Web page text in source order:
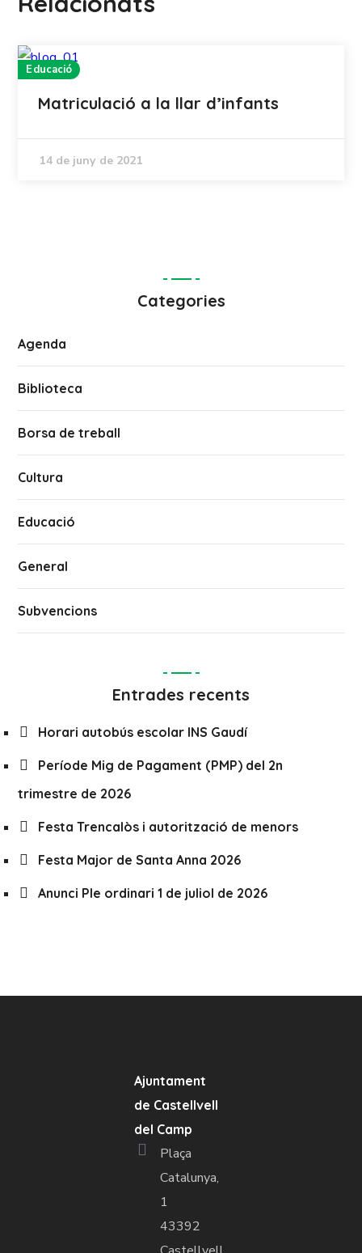
Educació
Matriculació a la llar d’infants
14 de juny de 2021
Categories
Agenda
Biblioteca
Borsa de treball
Cultura
Educació
General
Subvencions
Entrades recents
Horari autobús escolar INS Gaudí
Període Mig de Pagament (PMP) del 2n
trimestre de 2026
Festa Trencalòs i autorització de menors
Festa Major de Santa Anna 2026
Anunci Ple ordinari 1 de juliol de 2026
Ajuntament
de Castellvell
del Camp
Plaça
Catalunya,
1
43392